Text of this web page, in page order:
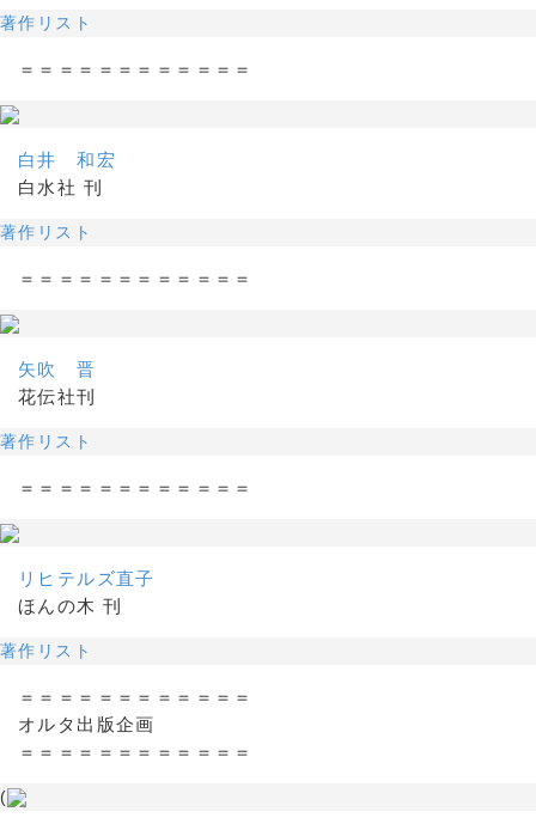
著作リスト
＝＝＝＝＝＝＝＝＝＝＝＝
白井 和宏
白水社 刊
著作リスト
＝＝＝＝＝＝＝＝＝＝＝＝
矢吹 晋
花伝社刊
著作リスト
＝＝＝＝＝＝＝＝＝＝＝＝
リヒテルズ直子
ほんの木 刊
著作リスト
＝＝＝＝＝＝＝＝＝＝＝＝
オルタ出版企画
＝＝＝＝＝＝＝＝＝＝＝＝
(